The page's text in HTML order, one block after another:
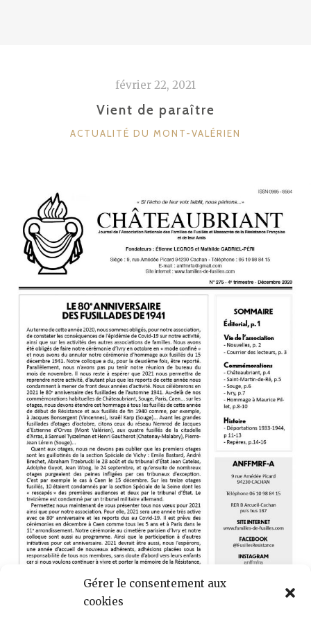
Gérer le consentement aux
cookies
février 22, 2021
Vient de paraître
CATÉGORIES
ACTUALITÉ DU MONT-VALÉRIEN